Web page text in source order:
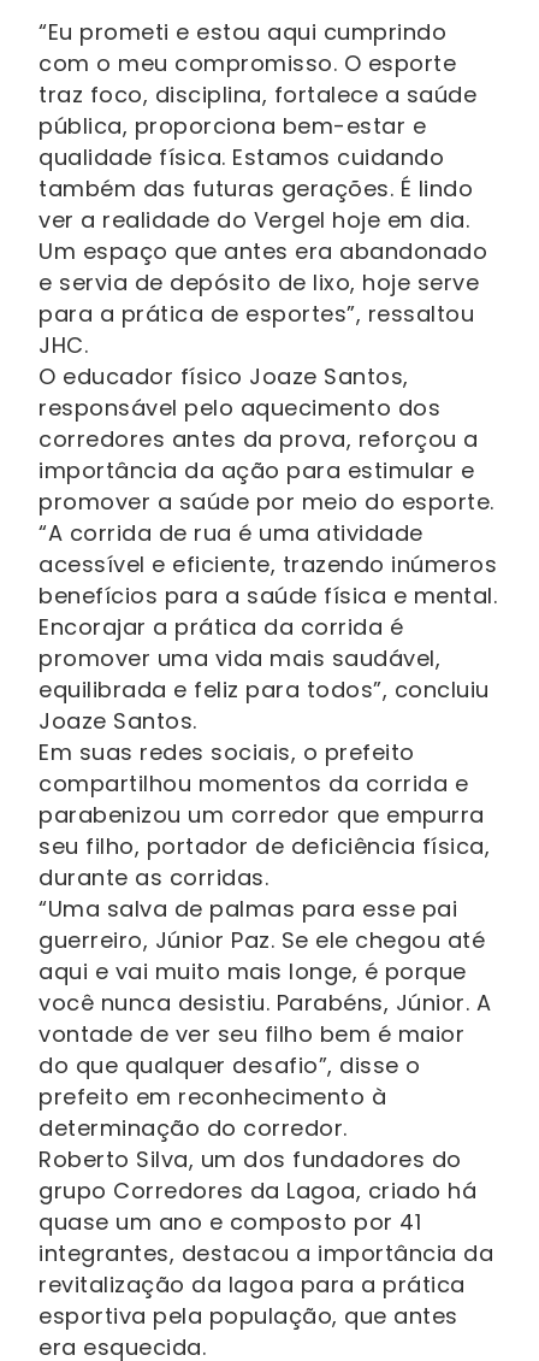
“Eu prometi e estou aqui cumprindo
com o meu compromisso. O esporte
traz foco, disciplina, fortalece a saúde
pública, proporciona bem-estar e
qualidade física. Estamos cuidando
também das futuras gerações. É lindo
ver a realidade do Vergel hoje em dia.
Um espaço que antes era abandonado
e servia de depósito de lixo, hoje serve
para a prática de esportes”, ressaltou
JHC.
O educador físico Joaze Santos,
responsável pelo aquecimento dos
corredores antes da prova, reforçou a
importância da ação para estimular e
promover a saúde por meio do esporte.
“A corrida de rua é uma atividade
acessível e eficiente, trazendo inúmeros
benefícios para a saúde física e mental.
Encorajar a prática da corrida é
promover uma vida mais saudável,
equilibrada e feliz para todos”, concluiu
Joaze Santos.
Em suas redes sociais, o prefeito
compartilhou momentos da corrida e
parabenizou um corredor que empurra
seu filho, portador de deficiência física,
durante as corridas.
“Uma salva de palmas para esse pai
guerreiro, Júnior Paz. Se ele chegou até
aqui e vai muito mais longe, é porque
você nunca desistiu. Parabéns, Júnior. A
vontade de ver seu filho bem é maior
do que qualquer desafio”, disse o
prefeito em reconhecimento à
determinação do corredor.
Roberto Silva, um dos fundadores do
grupo Corredores da Lagoa, criado há
quase um ano e composto por 41
integrantes, destacou a importância da
revitalização da lagoa para a prática
esportiva pela população, que antes
era esquecida.